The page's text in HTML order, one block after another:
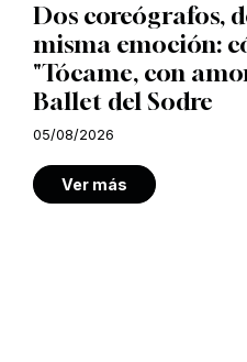
Dos coreógrafos,
misma emoción:
"Tócame, con
Ballet del Sodre
05/08/2026
Ver más